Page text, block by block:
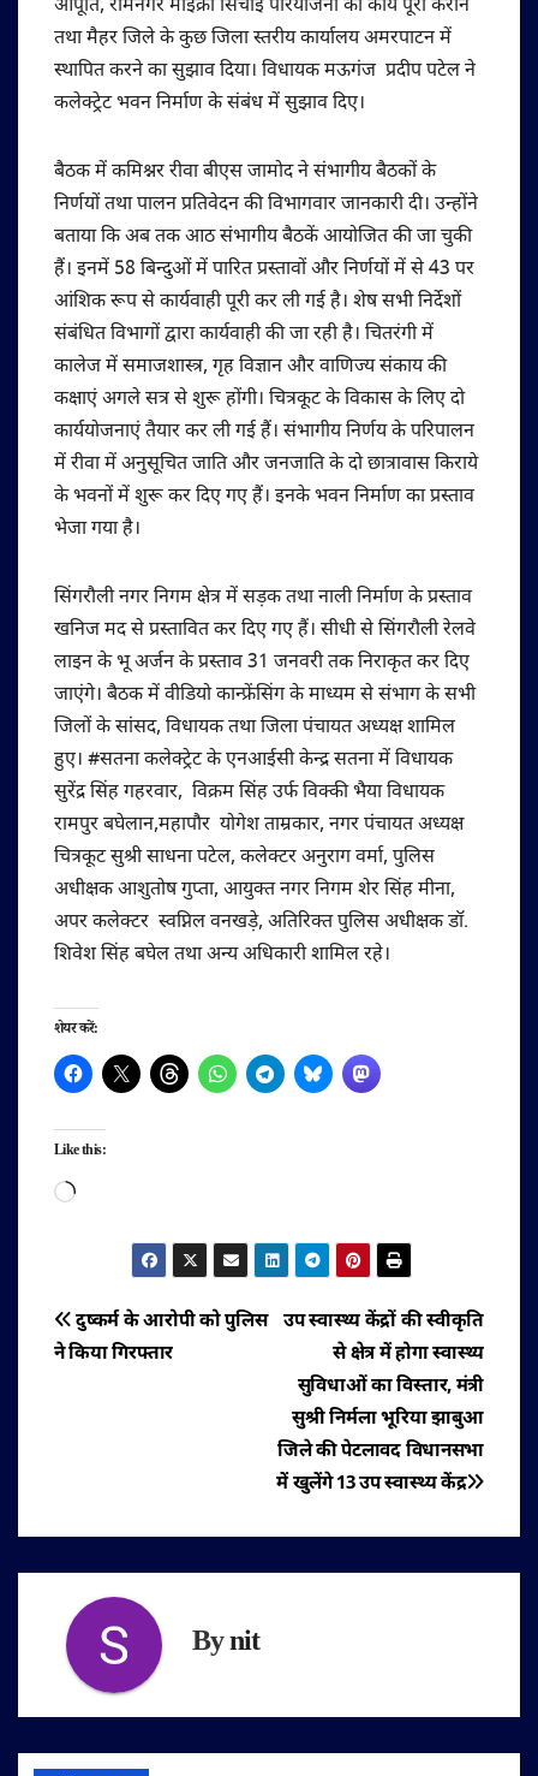
आपूर्ति, रामनगर माइक्रो सिंचाई परियोजना का कार्य पूरा कराने
तथा मैहर जिले के कुछ जिला स्तरीय कार्यालय अमरपाटन में
स्थापित करने का सुझाव दिया। विधायक मऊगंज प्रदीप पटेल ने
कलेक्ट्रेट भवन निर्माण के संबंध में सुझाव दिए।
बैठक में कमिश्नर रीवा बीएस जामोद ने संभागीय बैठकों के
निर्णयों तथा पालन प्रतिवेदन की विभागवार जानकारी दी। उन्होंने
बताया कि अब तक आठ संभागीय बैठकें आयोजित की जा चुकी
हैं। इनमें 58 बिन्दुओं में पारित प्रस्तावों और निर्णयों में से 43 पर
आंशिक रूप से कार्यवाही पूरी कर ली गई है। शेष सभी निर्देशों
संबंधित विभागों द्वारा कार्यवाही की जा रही है। चितरंगी में
कालेज में समाजशास्त्र, गृह विज्ञान और वाणिज्य संकाय की
कक्षाएं अगले सत्र से शुरू होंगी। चित्रकूट के विकास के लिए दो
कार्ययोजनाएं तैयार कर ली गई हैं। संभागीय निर्णय के परिपालन
में रीवा में अनुसूचित जाति और जनजाति के दो छात्रावास किराये
के भवनों में शुरू कर दिए गए हैं। इनके भवन निर्माण का प्रस्ताव
भेजा गया है।
सिंगरौली नगर निगम क्षेत्र में सड़क तथा नाली निर्माण के प्रस्ताव
खनिज मद से प्रस्तावित कर दिए गए हैं। सीधी से सिंगरौली रेलवे
लाइन के भू अर्जन के प्रस्ताव 31 जनवरी तक निराकृत कर दिए
जाएंगे। बैठक में वीडियो कान्फ्रेंसिंग के माध्यम से संभाग के सभी
जिलों के सांसद, विधायक तथा जिला पंचायत अध्यक्ष शामिल
हुए। #सतना कलेक्ट्रेट के एनआईसी केन्द्र सतना में विधायक
सुरेंद्र सिंह गहरवार, विक्रम सिंह उर्फ विक्की भैया विधायक
रामपुर बघेलान,महापौर योगेश ताम्रकार, नगर पंचायत अध्यक्ष
चित्रकूट सुश्री साधना पटेल, कलेक्टर अनुराग वर्मा, पुलिस
अधीक्षक आशुतोष गुप्ता, आयुक्त नगर निगम शेर सिंह मीना,
अपर कलेक्टर स्वप्निल वनखड़े, अतिरिक्त पुलिस अधीक्षक डॉ.
शिवेश सिंह बघेल तथा अन्य अधिकारी शामिल रहे।
शेयर करें:
Like this:
Loading…
पोस्ट
नेविगेशन
उप स्वास्थ्य केंद्रों की स्वीकृति
से क्षेत्र में होगा स्वास्थ्य
सुविधाओं का विस्तार, मंत्री
सुश्री निर्मला भूरिया झाबुआ
जिले की पेटलावद विधानसभा
में खुलेंगे 13 उप स्वास्थ्य केंद्र
दुष्कर्म के आरोपी को पुलिस
ने किया गिरफ्तार
Bynit